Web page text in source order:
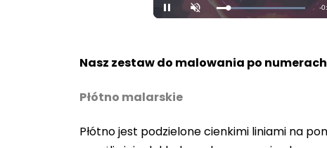
Pause Unmute Loaded:
100.00%
-
Nasz zestaw do malowania po
Płótno malarskie
Płótno jest podzielone cienkimi liniami na